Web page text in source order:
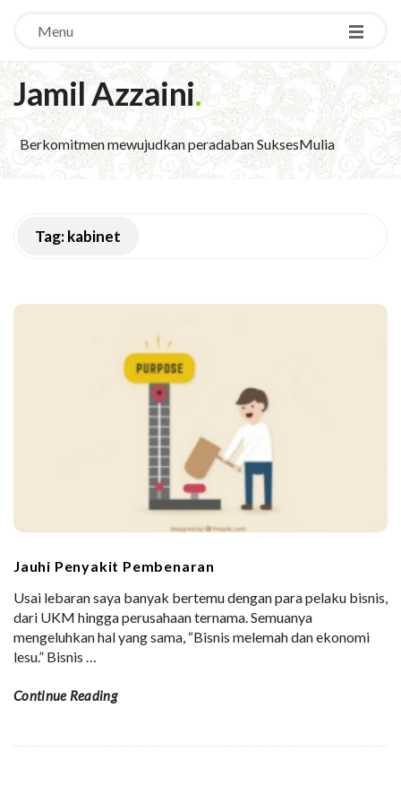
Menu
Jamil Azzaini.
Berkomitmen mewujudkan peradaban SuksesMulia
Tag:kabinet
Jauhi Penyakit Pembenaran
Usai lebaran saya banyak bertemu dengan para pelaku bisnis,
dari UKM hingga perusahaan ternama. Semuanya
mengeluhkan hal yang sama, “Bisnis melemah dan ekonomi
lesu.” Bisnis …
Continue Reading